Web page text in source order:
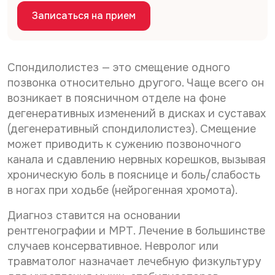
Записаться на прием
Спондилолистез — это смещение одного
позвонка относительно другого. Чаще всего он
возникает в поясничном отделе на фоне
дегенеративных изменений в дисках и суставах
(дегенеративный спондилолистез). Смещение
может приводить к сужению позвоночного
канала и сдавлению нервных корешков, вызывая
хроническую боль в пояснице и боль/слабость
в ногах при ходьбе (нейрогенная хромота).
Диагноз ставится на основании
рентгенографии и МРТ. Лечение в большинстве
случаев консервативное. Невролог или
травматолог назначает лечебную физкультуру
л
а
с
и
е
н
а
о
б
р
а
б
о
т
к
у
п
е
С
о
л
а
с
и
е
н
а
р
а
с
с
ы
л
у
Даю согласие на получение информационной
рассылки
Отправить
б
о
т
у
*
с
и
е
н
а
о
б
а
б
о
к
у
п
е
р
с
Даю согласие наобработку персональных
E-mail*
Дата выдачи направления*
Наименование направившего лечебного учреждения*
ФИО направившего врача, указанного в направлении*